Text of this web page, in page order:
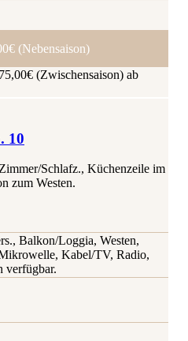
(Nebensaison)
(Zwischensaison) ab
10
Schlafz., Küchenzeile im
zum Westen.
Balkon/Loggia, Westen,
Kabel/TV, Radio,
verfügbar.